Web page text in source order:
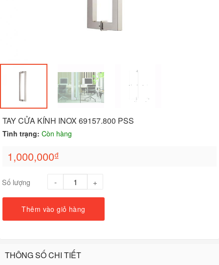
TAY CỬA KÍNH INOX 69157.800 PSS
Tình trạng: Còn hàng
1,000,000₫
Số lượng
Thêm vào giỏ hàng
THÔNG SỐ CHI TIẾT